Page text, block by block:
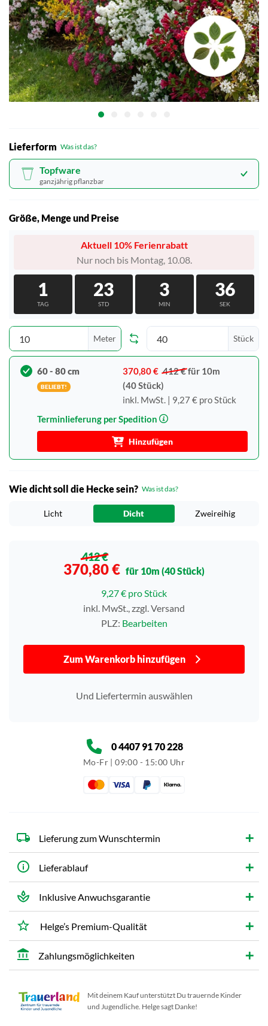
Lieferform Was ist das?
Topfware
ganzjährig pflanzbar
Größe, Menge und Preise
Aktuell 10% Ferienrabatt
Nur noch bis Montag, 10.08.
1
TAG
23
STD
3
MIN
34
SEK
Meter Stück
60 - 80 cm
BELIEBT!
370,80 € 412 €für 10m
(40 Stück)
inkl. MwSt. | 9,27 € pro Stück
Terminlieferung per Spedition
Hinzufügen
Wie dicht soll die Hecke sein? Was ist das?
Licht Dicht Zweireihig
412 €
370,80 € für 10m (40 Stück)
9,27 € pro Stück
inkl. MwSt., zzgl. Versand
PLZ: Bearbeiten
Zum Warenkorb hinzufügen
Und Liefertermin auswählen
0 4407 91 70 228
Mo-Fr | 09:00 - 15:00 Uhr
Lieferung zum Wunschtermin
Lieferablauf
Inklusive Anwuchsgarantie
Helge’s Premium-Qualität
Zahlungsmöglichkeiten
Mit deinem Kauf unterstützt Du trauernde Kinder
und Jugendliche. Helge sagt Danke!